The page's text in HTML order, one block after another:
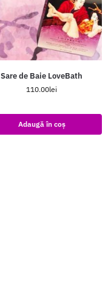
Sare de Baie LoveBath
110.00lei
Adaugă în coș